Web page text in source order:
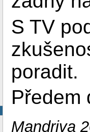
S TV
poradit.
Předem
Mandriva